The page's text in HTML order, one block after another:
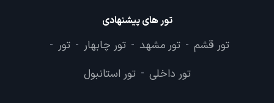
تور های پیشنهادی
تور قشم - تور مشهد - تور چابهار - تور -
تور داخلی - تور استانبول